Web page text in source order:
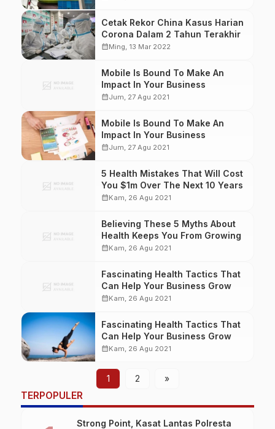
Cetak Rekor China Kasus Harian
Corona Dalam 2 Tahun Terakhir
calendar_monthMing, 13 Mar 2022
Mobile Is Bound To Make An
Impact In Your Business
calendar_monthJum, 27 Agu 2021
Mobile Is Bound To Make An
Impact In Your Business
calendar_monthJum, 27 Agu 2021
5 Health Mistakes That Will Cost
You $1m Over The Next 10 Years
calendar_monthKam, 26 Agu 2021
Believing These 5 Myths About
Health Keeps You From Growing
calendar_monthKam, 26 Agu 2021
Fascinating Health Tactics That
Can Help Your Business Grow
calendar_monthKam, 26 Agu 2021
Fascinating Health Tactics That
Can Help Your Business Grow
calendar_monthKam, 26 Agu 2021
1 2 »
TERPOPULER
Strong Point, Kasat Lantas Polresta